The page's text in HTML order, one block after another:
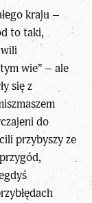
kraju –
to taki,
wie” – ale
się z
do
przybyszy ze